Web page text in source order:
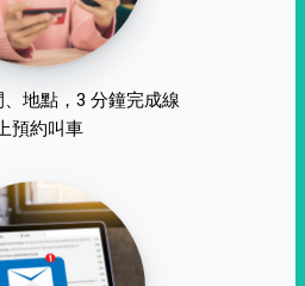
地點，3 分鐘完成線
預約叫車